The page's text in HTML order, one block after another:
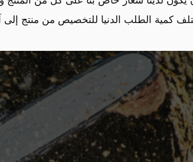
كمية الطلب الدنيا للتخصيص من منتج إلى